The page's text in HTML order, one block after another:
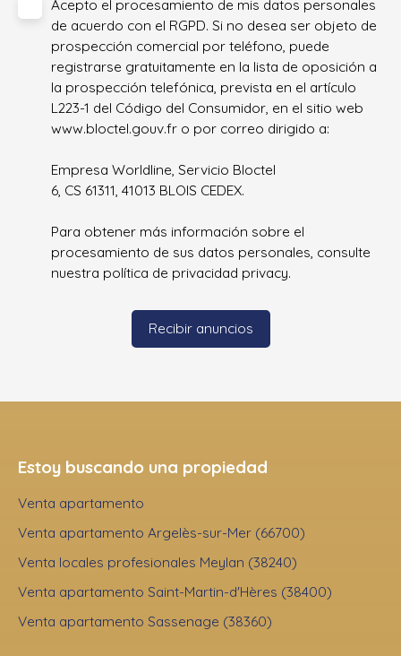
Acepto el procesamiento de mis datos personales
de acuerdo con el RGPD. Si no desea ser objeto de
prospección comercial por teléfono, puede
registrarse gratuitamente en la lista de oposición a
la prospección telefónica, prevista en el artículo
L223-1 del Código del Consumidor, en el sitio web
www.bloctel.gouv.fr o por correo dirigido a:
Empresa Worldline, Servicio Bloctel
6, CS 61311, 41013 BLOIS CEDEX.
Para obtener más información sobre el
procesamiento de sus datos personales, consulte
nuestra política de privacidad privacy.
Recibir anuncios
Estoy buscando una propiedad
Venta apartamento
Venta apartamento Argelès-sur-Mer (66700)
Venta locales profesionales Meylan (38240)
Venta apartamento Saint-Martin-d'Hères (38400)
Venta apartamento Sassenage (38360)